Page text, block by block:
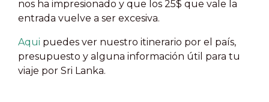
nos ha impresionado y que los 25$ que vale la
entrada vuelve a ser excesiva.
Aqui puedes ver nuestro itinerario por el país,
presupuesto y alguna información útil para tu
viaje por Sri Lanka.